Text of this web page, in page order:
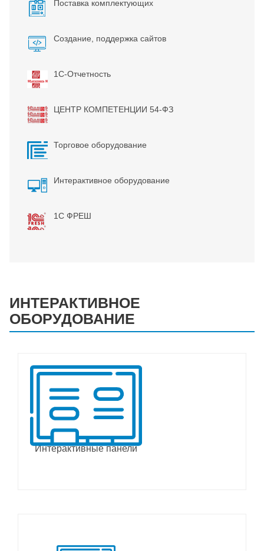
Поставка комплектующих
Создание, поддержка сайтов
1С-Отчетность
ЦЕНТР КОМПЕТЕНЦИИ 54-ФЗ
Торговое оборудование
Интерактивное оборудование
1С ФРЕШ
ИНТЕРАКТИВНОЕ
ОБОРУДОВАНИЕ
Интерактивные панели